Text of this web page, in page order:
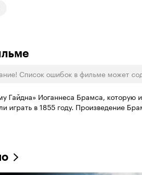
Список ошибок в фильме может
Гайдна» Иоганнеса Брамса,
играть в 1855 году. Произведение